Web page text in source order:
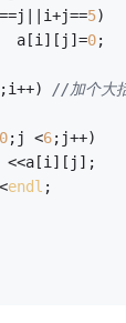
5)
a[i][j]=
0;
;i++) //加个大
0;j <6;j++)
<<a[i][j];
endl ;